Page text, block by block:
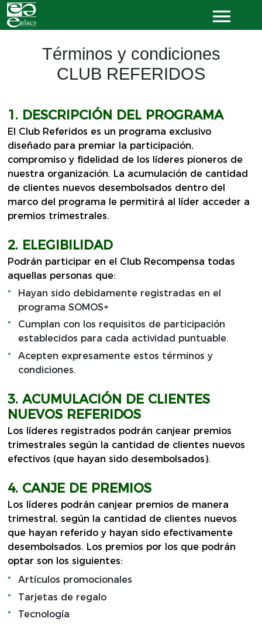
Términos y condiciones
CLUB REFERIDOS
1. DESCRIPCIÓN DEL PROGRAMA
El Club Referidos es un programa exclusivo
diseñado para premiar la participación,
compromiso y fidelidad de los líderes pioneros de
nuestra organización. La acumulación de cantidad
de clientes nuevos desembolsados dentro del
marco del programa le permitirá al líder acceder a
premios trimestrales.
2. ELEGIBILIDAD
Podrán participar en el Club Recompensa todas
aquellas personas que:
Hayan sido debidamente registradas en el
programa SOMOS+
Cumplan con los requisitos de participación
establecidos para cada actividad puntuable.
Acepten expresamente estos términos y
condiciones.
3. ACUMULACIÓN DE CLIENTES
NUEVOS REFERIDOS
Los líderes registrados podrán canjear premios
trimestrales según la cantidad de clientes nuevos
efectivos (que hayan sido desembolsados).
4. CANJE DE PREMIOS
Los líderes podrán canjear premios de manera
trimestral, según la cantidad de clientes nuevos
que hayan referido y hayan sido efectivamente
desembolsados. Los premios por los que podrán
optar son los siguientes:
Artículos promocionales
Tarjetas de regalo
Tecnología